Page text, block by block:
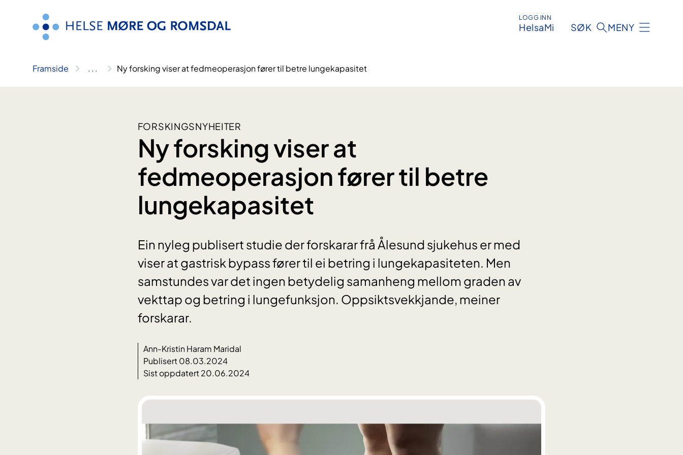
LOGG INN
HelsaMi SØK MENY
Framside .. . Ny forsking viser at fedmeoperasjon fører til betre lungekapasitet
FORSKINGSNYHEITER
Ny forsking viser at
fedmeoperasjon fører til betre
lungekapasitet
Ein nyleg publisert studie der forskarar frå Ålesund sjukehus er med
viser at gastrisk bypass fører til ei betring i lungekapasiteten. Men
samstundes var det ingen betydelig samanheng mellom graden av
vekttap og betring i lungefunksjon. Oppsiktsvekkjande, meiner
forskarar.
Ann-Kristin Haram Maridal
Publisert 08.03.2024
Sist oppdatert 20.06.2024